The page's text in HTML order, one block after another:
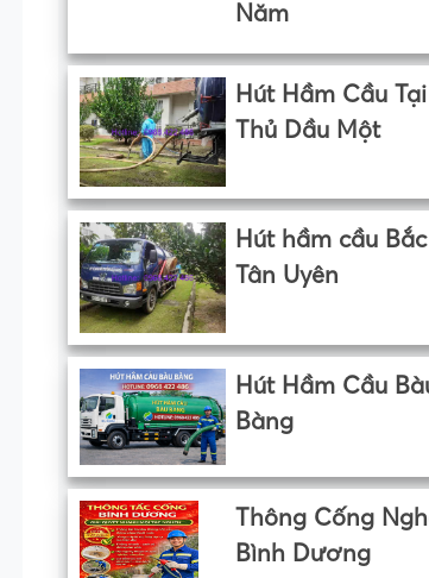
Năm
Hút Hầm Cầu Tại
Thủ Dầu Một
Hút hầm cầu Bắc
Tân Uyên
Hút Hầm Cầu
Bàng
Thông Cống
Bình Dương